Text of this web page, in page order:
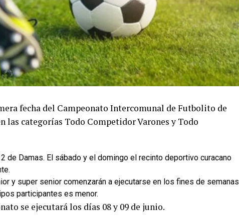
fecha del Campeonato Intercomunal de Futbolito de
las categorías Todo Competidor Varones y Todo
de Damas. El sábado y el domingo el recinto deportivo curacano
y super senior comenzarán a ejecutarse en los fines de semanas
participantes es menor.
se ejecutará los días 08 y 09 de junio.